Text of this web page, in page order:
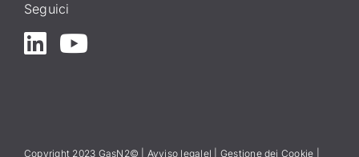
Seguici
Copyright 2023 GasN2© | Avviso legalel Gestione dei Cookie